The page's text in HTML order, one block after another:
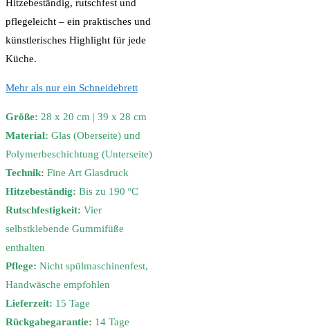
Hitzebeständig, rutschfest und
pflegeleicht – ein praktisches und
künstlerisches Highlight für jede
Küche.
Mehr als nur ein Schneidebrett
Größe: 28 x 20 cm | 39 x 28 cm
Material: Glas (Oberseite) und
Polymerbeschichtung (Unterseite)
Technik: Fine Art Glasdruck
Hitzebeständig: Bis zu 190 ºC
Rutschfestigkeit: Vier
selbstklebende Gummifüße
enthalten
Pflege: Nicht spülmaschinenfest,
Handwäsche empfohlen
Lieferzeit: 15 Tage
Rückgabegarantie: 14 Tage